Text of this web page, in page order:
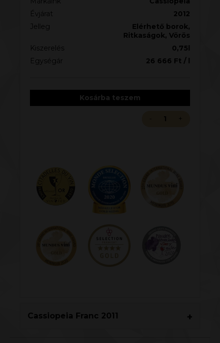
Évjárat
2012
Jelleg
Elérhető borok,
Ritkaságok, Vörös
Kiszerelés
0,75l
Egységár
26 666 Ft / l
Kosárba teszem
Cassiopeia Franc 2011